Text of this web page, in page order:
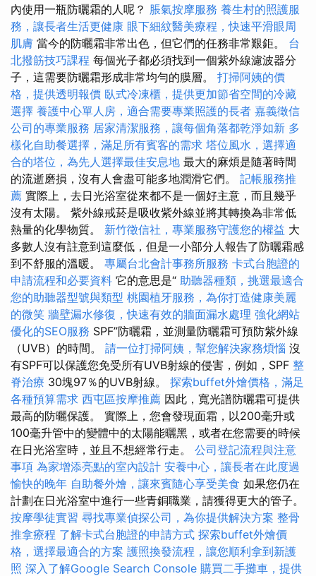
內使用一瓶防曬霜的人呢？ 脹氣按摩服務 養生村的照護服
務，讓長者生活更健康 眼下細紋醫美療程，快速平滑眼周
肌膚 當今的防曬霜非常出色，但它們的任務非常艱鉅。 台
北撥筋技巧課程 每個光子都必須找到一個紫外線濾波器分
子，這需要防曬霜形成非常均勻的膜層。 打掃阿姨的價
格，提供透明報價 臥式冷凍櫃，提供更加節省空間的冷藏
選擇 養護中心單人房，適合需要專業照護的長者 嘉義徵信
公司的專業服務 居家清潔服務，讓每個角落都乾淨如新 多
樣化自助餐選擇，滿足所有賓客的需求 塔位風水，選擇適
合的塔位，為先人選擇最佳安息地 最大的麻煩是隨著時間
的流逝磨損，沒有人會盡可能多地潤滑它們。 記帳服務推
薦 實際上，去日光浴室從來都不是一個好主意，而且幾乎
沒有太陽。 紫外線戒菸是吸收紫外線並將其轉換為非常低
熱量的化學物質。 新竹徵信社，專業服務守護您的權益 大
多數人沒有註意到這麼低，但是一小部分人報告了防曬霜感
到不舒服的溫暖。 專屬台北會計事務所服務 卡式台胞證的
申請流程和必要資料 它的意思是“ 助聽器種類，挑選最適合
您的助聽器型號與類型 桃園植牙服務，為你打造健康美麗
的微笑 牆壁漏水修復，快速有效的牆面漏水處理 強化網站
優化的SEO服務 SPF”防曬霜，並測量防曬霜可預防紫外線
（UVB）的時間。 請一位打掃阿姨，幫您解決家務煩惱 沒
有SPF可以保護您免受所有UVB射線的侵害，例如，SPF 整
脊治療 30塊97％的UVB射線。 探索buffet外燴價格，滿足
各種預算需求 西屯區按摩推薦 因此，寬光譜防曬霜可提供
最高的防曬保護。 實際上，您會發現面霜，以200毫升或
100毫升管中的變體中的太陽能曬黑，或者在您需要的時候
在日光浴室時，並且不想經常行走。 公司登記流程與注意
事項 為家增添亮點的室內設計 安養中心，讓長者在此度過
愉快的晚年 自助餐外燴，讓來賓隨心享受美食 如果您仍在
計劃在日光浴室中進行一些青銅職業，請獲得更大的管子。
按摩學徒實習 尋找專業偵探公司，為你提供解決方案 整骨
推拿療程 了解卡式台胞證的申請方式 探索buffet外燴價
格，選擇最適合的方案 護照換發流程，讓您順利拿到新護
照 深入了解Google Search Console 購買二手攤車，提供